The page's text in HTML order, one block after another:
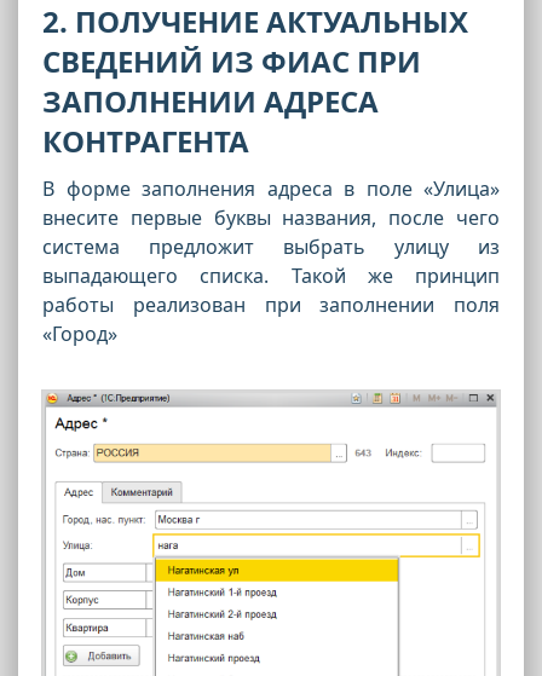
2. ПОЛУЧЕНИЕ АКТУАЛЬНЫХ
СВЕДЕНИЙ ИЗ ФИАС ПРИ
ЗАПОЛНЕНИИ АДРЕСА
КОНТРАГЕНТА
В форме заполнения адреса в поле «Улица»
внесите первые буквы названия, после чего
система предложит выбрать улицу из
выпадающего списка. Такой же принцип
работы реализован при заполнении поля
«Город»